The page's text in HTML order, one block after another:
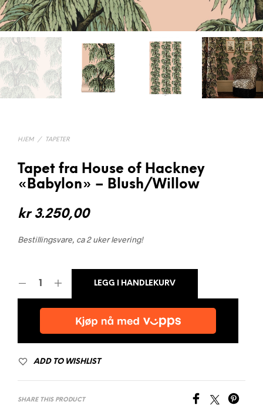
HJEM / TAPETER
Tapet fra House of Hackney
«Babylon» – Blush/Willow
kr3.250,00
Bestillingsvare, ca 2 uker levering!
LEGG I HANDLEKURV
ADD TO WISHLIST
SHARE THIS PRODUCT